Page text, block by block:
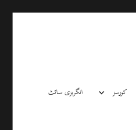
کورسز انگریزی سائٹ